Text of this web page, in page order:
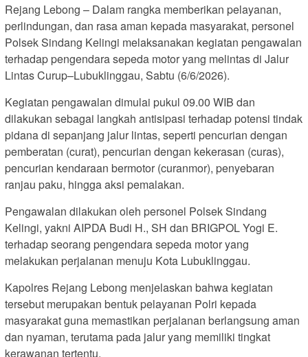
Rejang Lebong – Dalam rangka memberikan pelayanan,
perlindungan, dan rasa aman kepada masyarakat, personel
Polsek Sindang Kelingi melaksanakan kegiatan pengawalan
terhadap pengendara sepeda motor yang melintas di Jalur
Lintas Curup–Lubuklinggau, Sabtu (6/6/2026).
Kegiatan pengawalan dimulai pukul 09.00 WIB dan
dilakukan sebagai langkah antisipasi terhadap potensi tindak
pidana di sepanjang jalur lintas, seperti pencurian dengan
pemberatan (curat), pencurian dengan kekerasan (curas),
pencurian kendaraan bermotor (curanmor), penyebaran
ranjau paku, hingga aksi pemalakan.
Pengawalan dilakukan oleh personel Polsek Sindang
Kelingi, yakni AIPDA Budi H., SH dan BRIGPOL Yogi E.
terhadap seorang pengendara sepeda motor yang
melakukan perjalanan menuju Kota Lubuklinggau.
Kapolres Rejang Lebong menjelaskan bahwa kegiatan
tersebut merupakan bentuk pelayanan Polri kepada
masyarakat guna memastikan perjalanan berlangsung aman
dan nyaman, terutama pada jalur yang memiliki tingkat
kerawanan tertentu.